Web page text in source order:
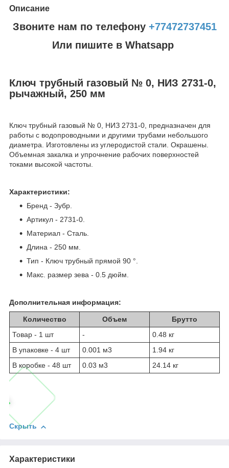
Описание
Звоните нам по телефону +77472737451
Или пишите в Whatsapp
Ключ трубный газовый № 0, НИЗ 2731-0,
рычажный, 250 мм
Ключ трубный газовый № 0, НИЗ 2731-0, предназначен для
работы с водопроводными и другими трубами небольшого
диаметра. Изготовлены из углеродистой стали. Окрашены.
Объемная закалка и упрочнение рабочих поверхностей
токами высокой частоты.
Характеристики:
Бренд - Зубр.
Артикул - 2731-0.
Материал - Сталь.
Длина - 250 мм.
Тип - Ключ трубный прямой 90 °.
Макс. размер зева - 0.5 дюйм.
Дополнительная информация:
Количество Объем
Брутто
Товар - 1 шт
-
0.48 кг
В упаковке - 4 шт
0.001 м3
1.94 кг
В коробке - 48 шт
0.03 м3 24.14 кг
Скрыть
Характеристики